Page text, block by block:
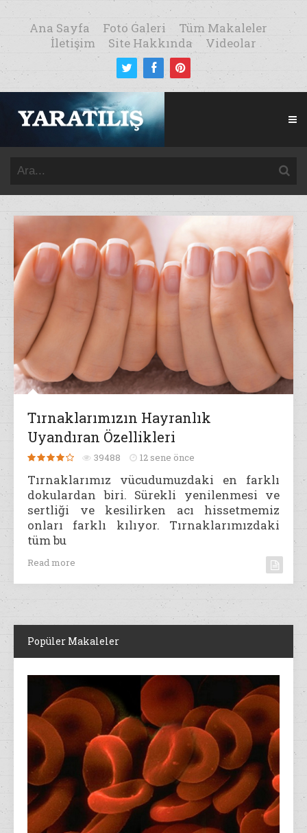
Ana Sayfa Foto Galeri
Tüm Makaleler
İletişim
Site Hakkında Videolar
Tırnaklarımızın Hayranlık
Uyandıran Özellikleri
39488 12 sene önce
Tırnaklarımız vücudumuzdaki en farklı
dokulardan biri. Sürekli yenilenmesi ve
sertliği ve kesilirken acı hissetmemiz
onları farklı kılıyor. Tırnaklarımızdaki
tüm bu
Read more
Popüler Makaleler